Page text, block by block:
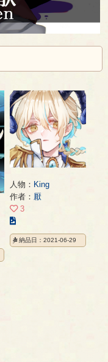
人物： King
作者： 厭
3
の
イ
納品日：2021-06-29